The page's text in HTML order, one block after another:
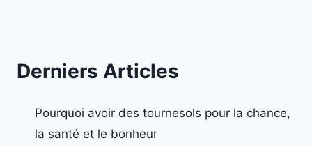
Derniers Articles
Pourquoi avoir des tournesols pour la chance,
la santé et le bonheur